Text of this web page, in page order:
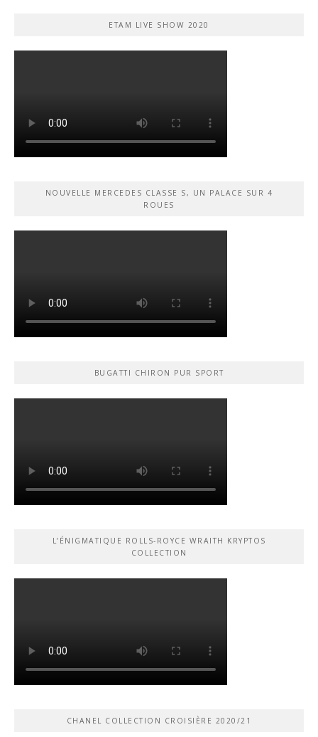
ETAM LIVE SHOW 2020
NOUVELLE MERCEDES CLASSE S, UN PALACE SUR 4
ROUES
BUGATTI CHIRON PUR SPORT
L’ÉNIGMATIQUE ROLLS-ROYCE WRAITH KRYPTOS
COLLECTION
CHANEL COLLECTION CROISIÈRE 2020/21